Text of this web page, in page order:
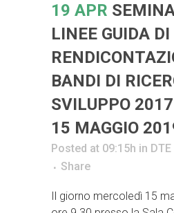
19 APR
LINEE GUIDA DI
BANDI DI
SVILUPPO
15 MAGGIO
Posted at 09:15h in
Share
Il giorno mercoledì 15